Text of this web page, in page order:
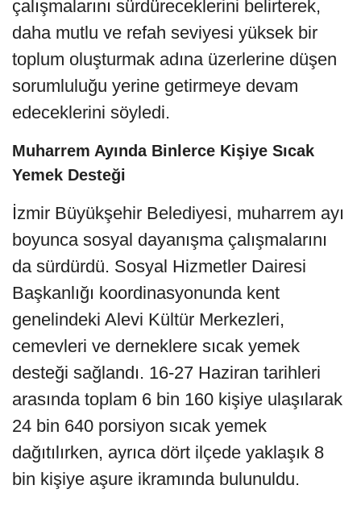
çalışmalarını sürdüreceklerini belirterek,
daha mutlu ve refah seviyesi yüksek bir
toplum oluşturmak adına üzerlerine düşen
sorumluluğu yerine getirmeye devam
edeceklerini söyledi.
Muharrem Ayında Binlerce Kişiye Sıcak
Yemek Desteği
İzmir Büyükşehir Belediyesi, muharrem ayı
boyunca sosyal dayanışma çalışmalarını
da sürdürdü. Sosyal Hizmetler Dairesi
Başkanlığı koordinasyonunda kent
genelindeki Alevi Kültür Merkezleri,
cemevleri ve derneklere sıcak yemek
desteği sağlandı. 16-27 Haziran tarihleri
arasında toplam 6 bin 160 kişiye ulaşılarak
24 bin 640 porsiyon sıcak yemek
dağıtılırken, ayrıca dört ilçede yaklaşık 8
bin kişiye aşure ikramında bulunuldu.